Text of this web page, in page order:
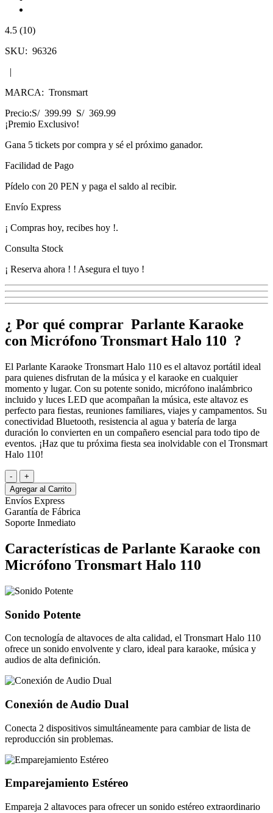
4.5 (10)
SKU: 96326
|
MARCA: Tronsmart
Precio:S/ 399.99 S/ 369.99
¡Premio Exclusivo!
Gana 5 tickets por compra y sé el próximo ganador.
Facilidad de Pago
Pídelo con 20 PEN y paga el saldo al recibir.
Envío Express
¡ Compras hoy, recibes hoy !.
Consulta Stock
¡ Reserva ahora ! ! Asegura el tuyo !
¿ Por qué comprar Parlante Karaoke
con Micrófono Tronsmart Halo 110 ?
El Parlante Karaoke Tronsmart Halo 110 es el altavoz portátil ideal
para quienes disfrutan de la música y el karaoke en cualquier
momento y lugar. Con su potente sonido, micrófono inalámbrico
incluido y luces LED que acompañan la música, este altavoz es
perfecto para fiestas, reuniones familiares, viajes y campamentos. Su
conectividad Bluetooth, resistencia al agua y batería de larga
duración lo convierten en un compañero esencial para todo tipo de
eventos. ¡Haz que tu próxima fiesta sea inolvidable con el Tronsmart
Halo 110!
-
+
Agregar al Carrito
Envíos Express
Garantía de Fábrica
Soporte Inmediato
Características de Parlante Karaoke con
Micrófono Tronsmart Halo 110
Sonido Potente
Con tecnología de altavoces de alta calidad, el Tronsmart Halo 110
ofrece un sonido envolvente y claro, ideal para karaoke, música y
audios de alta definición.
Conexión de Audio Dual
Conecta 2 dispositivos simultáneamente para cambiar de lista de
reproducción sin problemas.
Emparejamiento Estéreo
Empareja 2 altavoces para ofrecer un sonido estéreo extraordinario